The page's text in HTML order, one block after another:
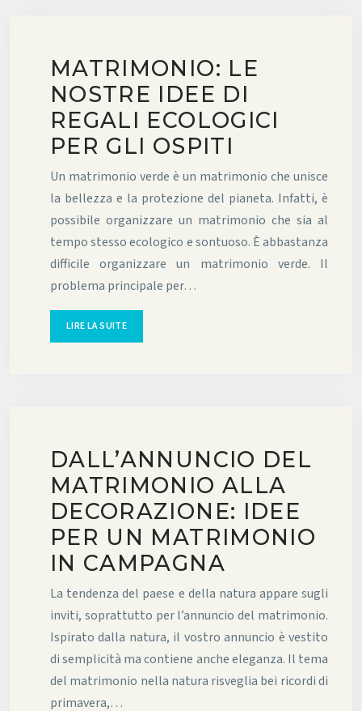
MATRIMONIO: LE
NOSTRE IDEE DI
REGALI ECOLOGICI
PER GLI OSPITI
Un matrimonio verde è un matrimonio che unisce
la bellezza e la protezione del pianeta. Infatti, è
possibile organizzare un matrimonio che sia al
tempo stesso ecologico e sontuoso. È abbastanza
difficile organizzare un matrimonio verde. Il
problema principale per…
LIRE LA SUITE
DALL’ANNUNCIO DEL
MATRIMONIO ALLA
DECORAZIONE: IDEE
PER UN MATRIMONIO
IN CAMPAGNA
La tendenza del paese e della natura appare sugli
inviti, soprattutto per l’annuncio del matrimonio.
Ispirato dalla natura, il vostro annuncio è vestito
di semplicità ma contiene anche eleganza. Il tema
del matrimonio nella natura risveglia bei ricordi di
primavera,…